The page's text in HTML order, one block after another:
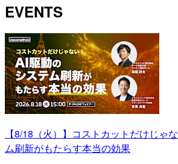
EVENTS
【8/18（火）】コストカットだけじゃ
ム刷新がもたらす本当の効果